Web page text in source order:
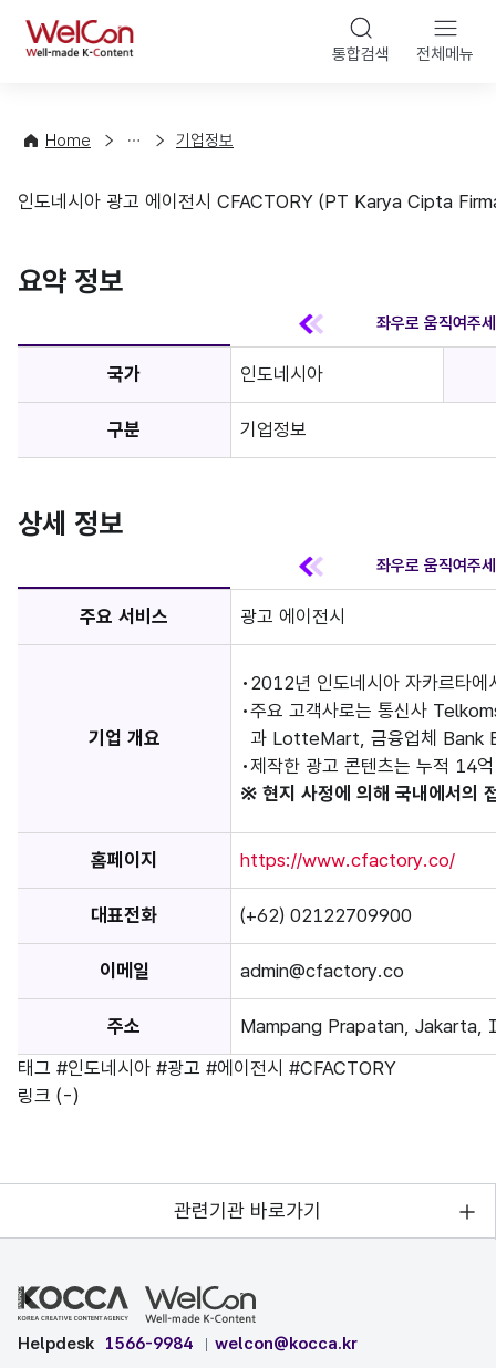
WelCon 통합검색 전체메뉴
Home
컨
팅
해
기
정
기업정보
기업정보
인도네시아 광고 에이전시 CFACTORY (PT Karya Cipta
요약 정보
국가 인도네시아
구분 기업정보
상세 정보
주요 서비스 광고 에이전시
기업 개요
2012년 인도네시아 자카르타에
주요 고객사로는 통신사
과 LotteMart, 금융업체 Bank
제작한 광고 콘텐츠는 누적 14
※ 현지 사정에 의해 국내에서의
홈페이지 https://www.cfactory.co/
대표전화 (+62) 02122709900
이메일 admin@cfactory.co
주소
Mampang Prapatan, Jakarta,
태그 #인도네시아 #광고 #에이전시 #CFACTORY
링크 (-)
관련기관 바로가기
Helpdesk 1566-9984
welcon@kocca.kr